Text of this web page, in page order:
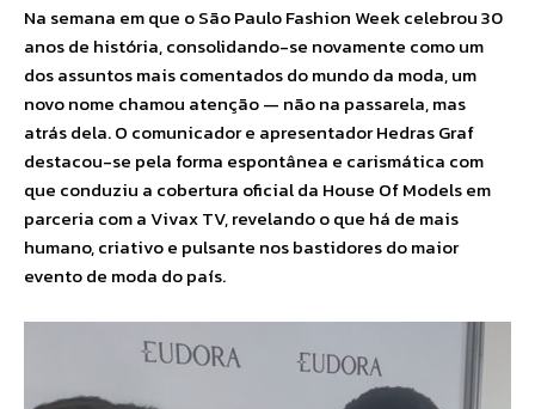
Na semana em que o São Paulo Fashion Week celebrou 30
anos de história, consolidando-se novamente como um
dos assuntos mais comentados do mundo da moda, um
novo nome chamou atenção — não na passarela, mas
atrás dela. O comunicador e apresentador Hedras Graf
destacou-se pela forma espontânea e carismática com
que conduziu a cobertura oficial da House Of Models em
parceria com a Vivax TV, revelando o que há de mais
humano, criativo e pulsante nos bastidores do maior
evento de moda do país.